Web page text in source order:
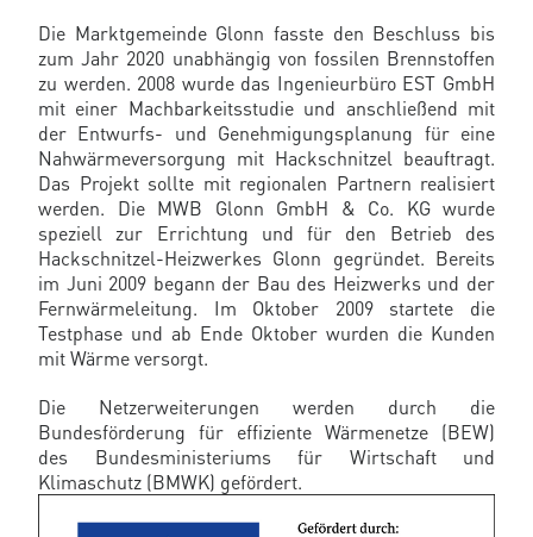
Die Marktgemeinde Glonn fasste den Beschluss bis
zum Jahr 2020 unabhängig von fossilen Brennstoffen
zu werden. 2008 wurde das Ingenieurbüro EST GmbH
mit einer Machbarkeitsstudie und anschließend mit
der Entwurfs- und Genehmigungsplanung für eine
Nahwärmeversorgung mit Hackschnitzel beauftragt.
Das Projekt sollte mit regionalen Partnern realisiert
werden. Die MWB Glonn GmbH & Co. KG wurde
speziell zur Errichtung und für den Betrieb des
Hackschnitzel-Heizwerkes Glonn gegründet. Bereits
im Juni 2009 begann der Bau des Heizwerks und der
Fernwärmeleitung. Im Oktober 2009 startete die
Testphase und ab Ende Oktober wurden die Kunden
mit Wärme versorgt.
Die Netzerweiterungen werden durch die
Bundesförderung für effiziente Wärmenetze (BEW)
des Bundesministeriums für Wirtschaft und
Klimaschutz (BMWK) gefördert.